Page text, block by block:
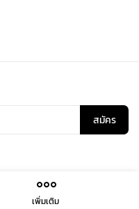
สมัคร
เพิ่มเติม